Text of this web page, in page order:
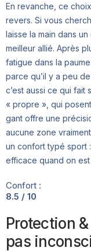
En revanche, ce
revers. Si vous
laisse la main dans
meilleur allié. Après
fatigue dans la
parce qu’il y a peu
c’est aussi ce qui fait
« propre », qui
gant offre une
aucune zone
un confort typé sport
efficace quand on
Confort :
8.5 / 10
Protection
pas